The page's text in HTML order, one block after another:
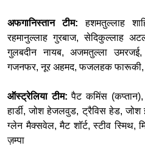
अफगानिस्तान टीम: हशमतुल्लाह
रहमानुल्लाह गुरबाज, सेदिकुल्लाह
गुलबदीन नायब, अजमतुल्ला उमरजई,
गजनफर, नूर अहमद, फजलहक फारूकी,
ऑस्ट्रेलिया टीम: पैट कमिंस
हार्डी, जोश हेजलवुड, ट्रैविस हेड, जोश
ग्लेन मैक्सवेल, मैट शॉर्ट, स्टीव स्मिथ,
ज़म्पा